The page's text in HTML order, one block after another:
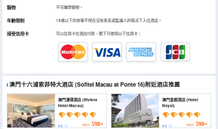
寵物 不可攜帶寵物。
年齡限制 18歲以下的房客不得在沒有家長或監護人的情況下入住酒店。
接受信用卡 可以信用卡在酒店付款，閣下可使用以下信用卡：
澳門十六浦索菲特大酒店(Sofitel Macau at Ponte 16)附近酒店推薦
澳門濠璟酒店 (Riviera
Hotel Macau)
4.5 / 5 HKD 598+
澳門皇都酒店 (Hotel
Royal)
4.5/ 5 HKD 590+